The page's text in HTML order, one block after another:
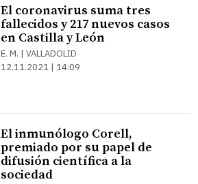
El coronavirus suma tres
fallecidos y 217 nuevos casos
en Castilla y León
E. M. | VALLADOLID
12.11.2021 | 14:09
El inmunólogo Corell,
premiado por su papel de
difusión científica a la
sociedad